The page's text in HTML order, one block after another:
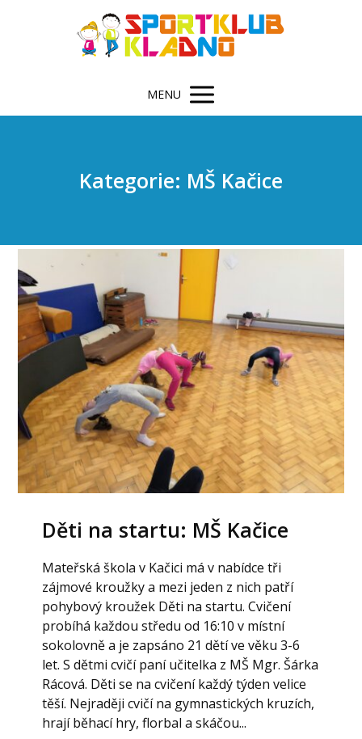
MENU
Kategorie: MŠ Kačice
Děti na startu: MŠ Kačice
Mateřská škola v Kačici má v nabídce tři
zájmové kroužky a mezi jeden z nich patří
pohybový kroužek Děti na startu. Cvičení
probíhá každou středu od 16:10 v místní
sokolovně a je zapsáno 21 dětí ve věku 3-6
let. S dětmi cvičí paní učitelka z MŠ Mgr. Šárka
Rácová. Děti se na cvičení každý týden velice
těší. Nejraději cvičí na gymnastických kruzích,
hrají běhací hry, florbal a skáčou...